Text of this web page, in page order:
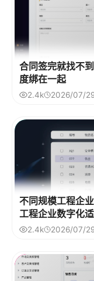
合同签完就找不
度绑在一起
2.4k 2026/07/
不同规模工程企
工程企业数字化
2.4k 2026/07/